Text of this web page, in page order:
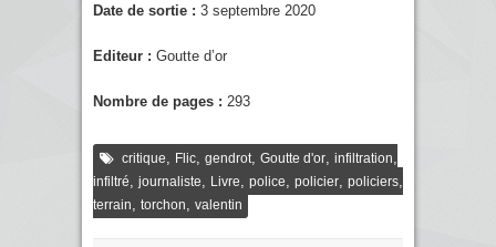
Date de sortie : 3 septembre 2020
Editeur : Goutte d’or
Nombre de pages : 293
critique Flic gendrot Goutte d'or infiltration
infiltré journaliste Livre police policier policiers
terrain torchon valentin